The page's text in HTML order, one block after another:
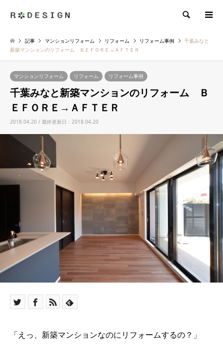
検索
記事 マンションリフォーム リフォーム リフォーム事例
千葉みなと
新築マンションのリフォーム ＢＥＦＯＲＥ→ＡＦＴＥＲ
マンションリフォーム リフォーム リフォーム事例
千葉みなと新築マンションのリフォーム Ｂ
ＥＦＯＲＥ→ＡＦＴＥＲ
2018.04.20 / 最終更新日：2018.04.20
「えっ、新築マンションなのにリフォームするの？」